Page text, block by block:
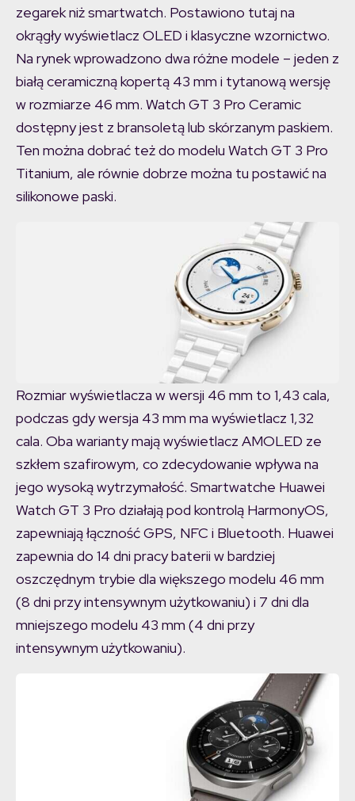
zegarek niż smartwatch. Postawiono tutaj na
okrągły wyświetlacz OLED i klasyczne wzornictwo.
Na rynek wprowadzono dwa różne modele – jeden z
białą ceramiczną kopertą 43 mm i tytanową wersję
w rozmiarze 46 mm. Watch GT 3 Pro Ceramic
dostępny jest z bransoletą lub skórzanym paskiem.
Ten można dobrać też do modelu Watch GT 3 Pro
Titanium, ale równie dobrze można tu postawić na
silikonowe paski.
Rozmiar wyświetlacza w wersji 46 mm to 1,43 cala,
podczas gdy wersja 43 mm ma wyświetlacz 1,32
cala. Oba warianty mają wyświetlacz AMOLED ze
szkłem szafirowym, co zdecydowanie wpływa na
jego wysoką wytrzymałość. Smartwatche Huawei
Watch GT 3 Pro działają pod kontrolą HarmonyOS,
zapewniają łączność GPS, NFC i Bluetooth. Huawei
zapewnia do 14 dni pracy baterii w bardziej
oszczędnym trybie dla większego modelu 46 mm
(8 dni przy intensywnym użytkowaniu) i 7 dni dla
mniejszego modelu 43 mm (4 dni przy
intensywnym użytkowaniu).